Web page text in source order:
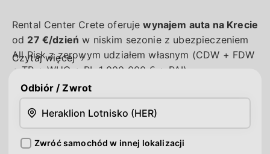
Rental Center Crete oferujewynajem auta na Krecie
od 27 €/dzień w niskim sezonie z ubezpieczeniem
All Risk z zerowym udziałem własnym (CDW + FDW
+ TP + WUG + PL 1 000 000 € + PAI),
nielimitowanym przebiegiem,
karty kredytowej, z darmową dostawą do hotelu,
darmowym fotelikiem dziecięcym i drugim kierowcą
w cenie. Akceptujemy karty debetowe
Visa/Mastercard, karty kredytowe oraz gotówkę -
Czytajwięcej
Odbiór/ Zwrot
Zwróć samochód w innej lokalizacji